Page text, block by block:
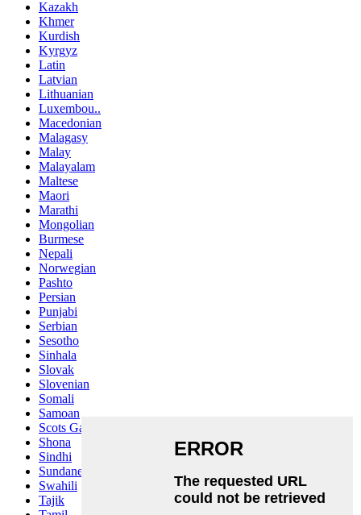
Kazakh
Khmer
Kurdish
Kyrgyz
Latin
Latvian
Lithuanian
Luxembou..
Macedonian
Malagasy
Malay
Malayalam
Maltese
Maori
Marathi
Mongolian
Burmese
Nepali
Norwegian
Pashto
Persian
Punjabi
Serbian
Sesotho
Sinhala
Slovak
Slovenian
Somali
Samoan
Scots Gaelic
Shona
Sindhi
Sundanese
Swahili
Tajik